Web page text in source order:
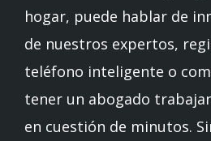
hogar, puede hablar de
de nuestros expertos,
teléfono inteligente o
tener un abogado
en cuestión de minutos.